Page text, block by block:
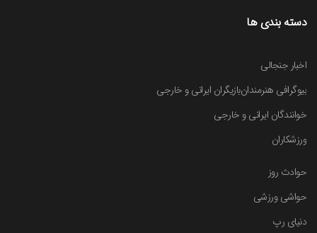
دسته بندی ها
اخبار جنجالی
بیوگرافی هنرمندانبازیگران ایرانی و خارجی
خوانندگان ایرانی و خارجی
ورزشکاران
حوادث روز
حواشی ورزشی
دنیای رپ